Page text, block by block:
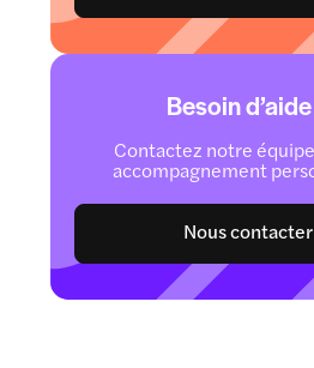
Besoin
Contactez notre
accompagnement
Nous contacter